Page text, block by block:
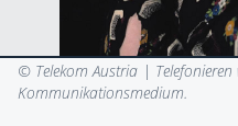
© Telekom Austria |
Kommunikationsmedium.